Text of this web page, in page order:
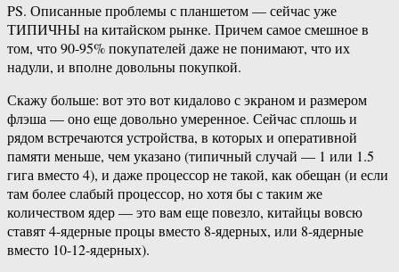
PS. Описанные проблемы с планшетом — сейчас уже
ТИПИЧНЫ на китайском рынке. Причем самое смешное в
том, что 90-95% покупателей даже не понимают, что их
надули, и вполне довольны покупкой.
Скажу больше: вот это вот кидалово с экраном и размером
флэша — оно еще довольно умеренное. Сейчас сплошь и
рядом встречаются устройства, в которых и оперативной
памяти меньше, чем указано (типичный случай — 1 или 1.5
гига вместо 4), и даже процессор не такой, как обещан (и если
там более слабый процессор, но хотя бы с таким же
количеством ядер — это вам еще повезло, китайцы вовсю
ставят 4-ядерные процы вместо 8-ядерных, или 8-ядерные
вместо 10-12-ядерных).